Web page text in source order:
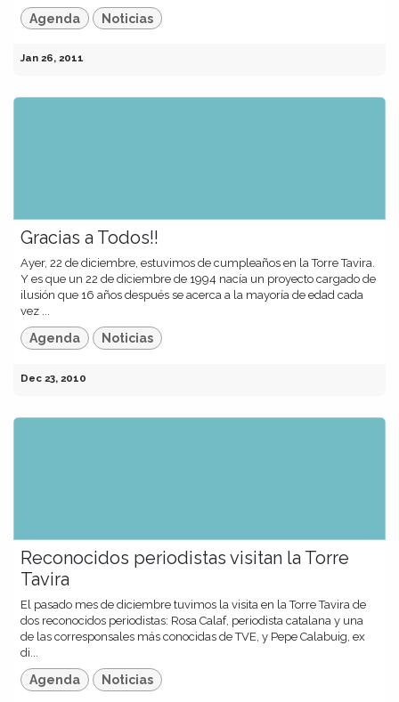
Agenda Noticias
Jan 26, 2011
Gracias a Todos!!
Ayer, 22 de diciembre, estuvimos de cumpleaños en la Torre Tavira.
Y es que un 22 de diciembre de 1994 nacía un proyecto cargado de
ilusión que 16 años después se acerca a la mayoría de edad cada
vez ...
Agenda Noticias
Dec 23, 2010
Reconocidos periodistas visitan la Torre
Tavira
El pasado mes de diciembre tuvimos la visita en la Torre Tavira de
dos reconocidos periodistas: Rosa Calaf, periodista catalana y una
de las corresponsales más conocidas de TVE, y Pepe Calabuig, ex
di...
Agenda Noticias